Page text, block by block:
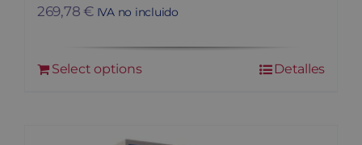
269,78€ IVA no incluido
Select options Detalles